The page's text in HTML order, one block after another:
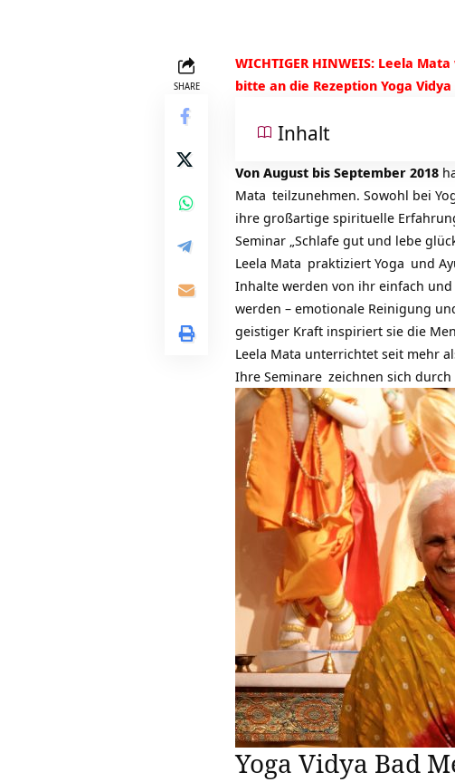
SHARE
WICHTIGER HINWEIS: Leela
bitte an die Rezeption Yoga
Inhalt
Von August bis September 2018
Mata teilzunehmen. Sowohl bei
ihre großartige spirituelle
Seminar „Schlafe gut und lebe
Leela Mata praktiziert Yoga und
Inhalte werden von ihr einfach
werden – emotionale Reinigung
geistiger Kraft inspiriert sie die
Leela Mata unterrichtet seit mehr
Ihre Seminare zeichnen sich
Yoga Vidya Bad